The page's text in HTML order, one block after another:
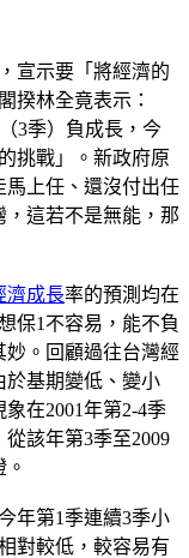
宣示要「將經濟的
揆林全竟表示：
3季）負成長，今
挑戰」。新政府原
馬上任、還沒付出任
這若不是無能，那
濟成長率的預測均在
保1不容易，能不負
。回顧過往台灣經
於基期變低、變小
在2001年第2-4季
該年第3季至2009
年第1季連續3季小
對較低，較容易有